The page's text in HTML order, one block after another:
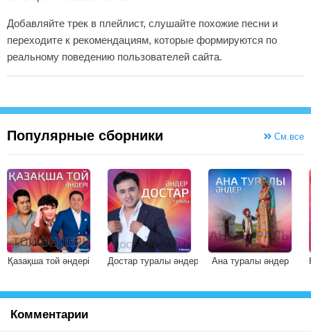
Добавляйте трек в плейлист, слушайте похожие песни и
переходите к рекомендациям, которые формируются по
реальному поведению пользователей сайта.
Популярные сборники См.все
Қазақша той әндері Достар туралы әндер Ана туралы әндер
Комментарии